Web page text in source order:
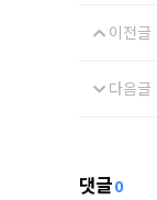
이전글
다음글
댓글0